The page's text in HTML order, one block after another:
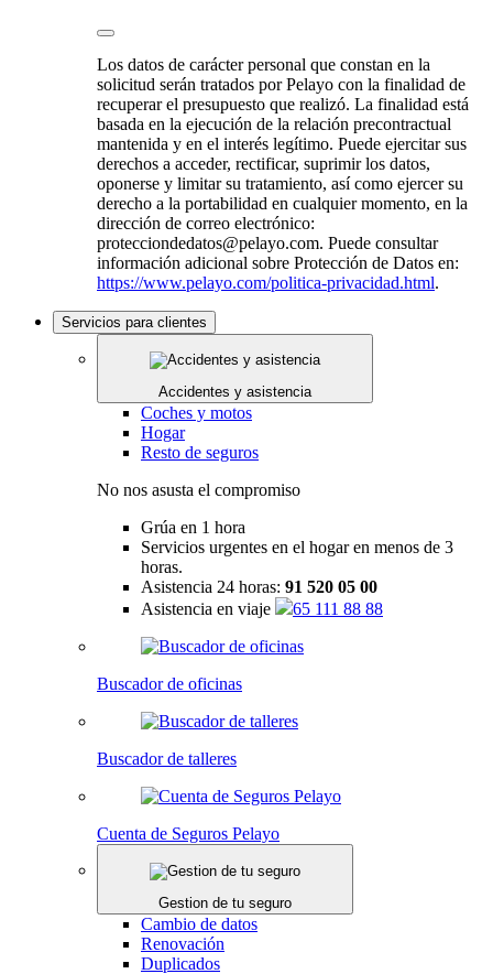
Los datos de carácter personal que constan en la
solicitud serán tratados por Pelayo con la finalidad de
recuperar el presupuesto que realizó. La finalidad está
basada en la ejecución de la relación precontractual
mantenida y en el interés legítimo. Puede ejercitar sus
derechos a acceder, rectificar, suprimir los datos,
oponerse y limitar su tratamiento, así como ejercer su
derecho a la portabilidad en cualquier momento, en la
dirección de correo electrónico:
protecciondedatos@pelayo.com. Puede consultar
información adicional sobre Protección de Datos en:
https://www.pelayo.com/politica-privacidad.html.
Servicios para clientes
Accidentes y asistencia
Coches y motos
Hogar
Resto de seguros
No nos asusta el compromiso
Grúa en 1 hora
Servicios urgentes en el hogar en menos de 3
horas.
Asistencia 24 horas: 91 520 05 00
Asistencia en viaje
65 111 88 88
Buscador de oficinas
Buscador de talleres
Cuenta de Seguros Pelayo
Gestion de tu seguro
Cambio de datos
Renovación
Duplicados